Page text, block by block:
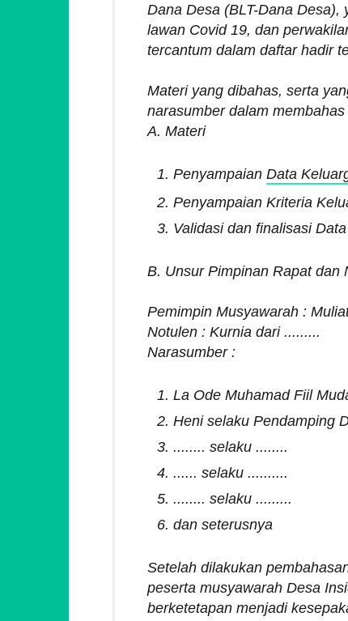
Dana Desa (BLT-Dana
lawan Covid 19, dan
tercantum dalam daftar hadir
Materi yang dibahas, serta
narasumber dalam
A. Materi
PenyampaianData
Penyampaian Kriteria
Validasi dan finalisasi
B. Unsur Pimpinan Rapat dan
Pemimpin Musyawarah :
Notulen : Kurnia dari .........
Narasumber :
La Ode Muhamad Fiil
Heni selaku Pendamping
........ selaku ........
...... selaku ..........
........ selaku .........
dan seterusnya
Setelah dilakukan
peserta musyawarah Desa
berketetapan menjadi